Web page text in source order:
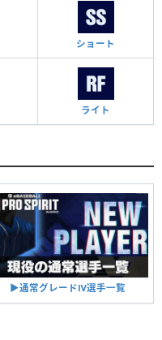
ショート
ライト
▶︎通常グレードⅣ選手一覧